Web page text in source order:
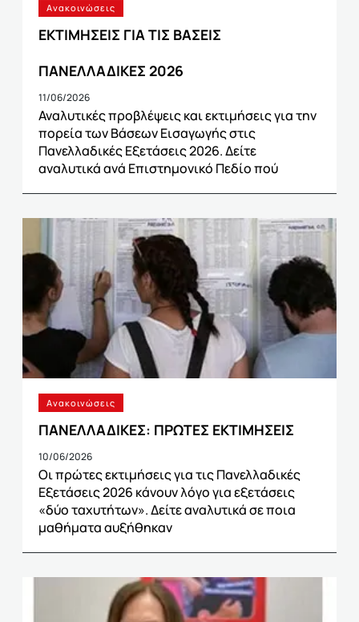
Ανακοινώσεις
ΕΚΤΙΜΗΣΕΙΣ ΓΙΑ ΤΙΣ ΒΑΣΕΙΣ
ΠΑΝΕΛΛΑΔΙΚΕΣ 2026
11/06/2026
Αναλυτικές προβλέψεις και εκτιμήσεις για την
πορεία των Βάσεων Εισαγωγής στις
Πανελλαδικές Εξετάσεις 2026. Δείτε
αναλυτικά ανά Επιστημονικό Πεδίο πού
Ανακοινώσεις
ΠΑΝΕΛΛΑΔΙΚΕΣ: ΠΡΩΤΕΣ ΕΚΤΙΜΗΣΕΙΣ
10/06/2026
Οι πρώτες εκτιμήσεις για τις Πανελλαδικές
Εξετάσεις 2026 κάνουν λόγο για εξετάσεις
«δύο ταχυτήτων». Δείτε αναλυτικά σε ποια
μαθήματα αυξήθηκαν